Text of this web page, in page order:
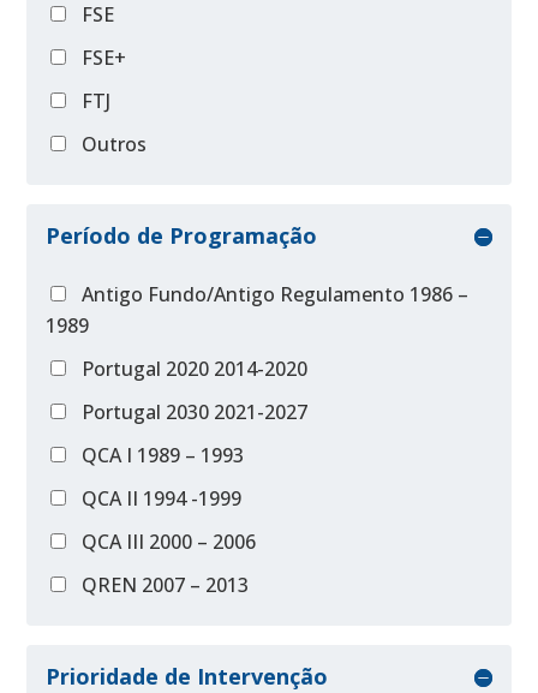
FSE
FSE+
FTJ
Outros
Período de Programação
Antigo Fundo/Antigo Regulamento 1986 –
1989
Portugal 2020 2014-2020
Portugal 2030 2021-2027
QCA I 1989 – 1993
QCA II 1994 -1999
QCA III 2000 – 2006
QREN 2007 – 2013
Prioridade de Intervenção